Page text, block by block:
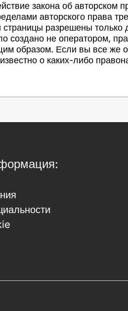
закона об авторском
авторского права
страницы разрешены только
создано не оператором,
образом. Если вы все же
о каких-либо